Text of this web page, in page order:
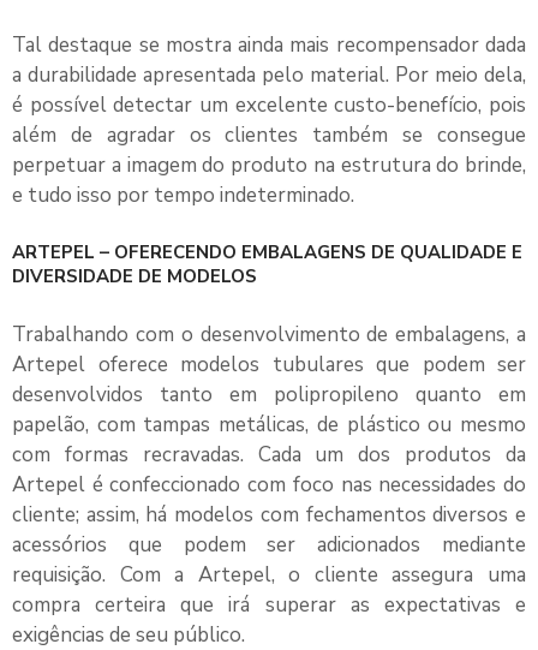
Tal destaque se mostra ainda mais recompensador dada
a durabilidade apresentada pelo material. Por meio dela,
é possível detectar um excelente custo-benefício, pois
além de agradar os clientes também se consegue
perpetuar a imagem do produto na estrutura do brinde,
e tudo isso por tempo indeterminado.
ARTEPEL – OFERECENDO EMBALAGENS DE QUALIDADE E
DIVERSIDADE DE MODELOS
Trabalhando com o desenvolvimento de embalagens, a
Artepel oferece modelos tubulares que podem ser
desenvolvidos tanto em polipropileno quanto em
papelão, com tampas metálicas, de plástico ou mesmo
com formas recravadas. Cada um dos produtos da
Artepel é confeccionado com foco nas necessidades do
cliente; assim, há modelos com fechamentos diversos e
acessórios que podem ser adicionados mediante
requisição. Com a Artepel, o cliente assegura uma
compra certeira que irá superar as expectativas e
exigências de seu público.